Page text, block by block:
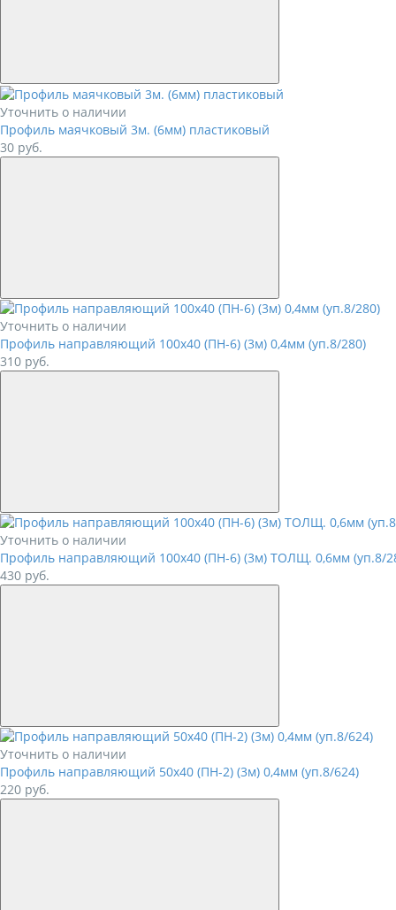
Уточнить о наличии
Профиль маячковый 3м. (6мм) пластиковый
30 руб.
Уточнить о наличии
Профиль направляющий 100х40 (ПН-6) (3м) 0,4мм (уп.8/280)
310 руб.
Уточнить о наличии
Профиль направляющий 100х40 (ПН-6) (3м) ТОЛЩ. 0,6мм (уп.8/
430 руб.
Уточнить о наличии
Профиль направляющий 50х40 (ПН-2) (3м) 0,4мм (уп.8/624)
220 руб.